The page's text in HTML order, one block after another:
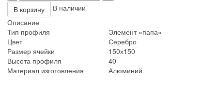
В корзину
В наличии
Описание
Тип профиля
Элемент «папа»
Цвет
Серебро
Размер ячейки
150х150
Высота профиля
40
Материал изготовления
Алюминий